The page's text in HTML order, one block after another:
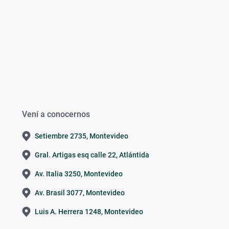
Vení a conocernos
Setiembre 2735, Montevideo
Gral. Artigas esq calle 22, Atlántida
Av. Italia 3250, Montevideo
Av. Brasil 3077, Montevideo
Luis A. Herrera 1248, Montevideo